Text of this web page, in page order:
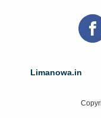
Limanowa.in